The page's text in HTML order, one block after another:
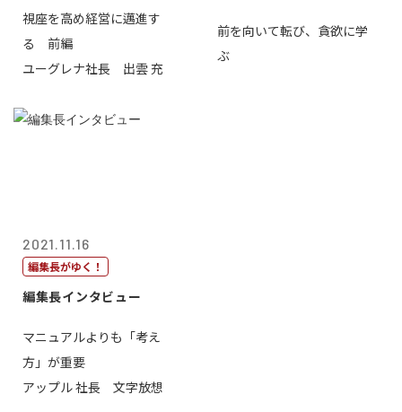
視座を高め経営に邁進す
る 前編
ユーグレナ社長 出雲 充
前を向いて転び、貪欲に学
ぶ
2021.11.16
編集長がゆく！
編集長インタビュー
マニュアルよりも「考え
方」が重要
アップル 社長 文字放想